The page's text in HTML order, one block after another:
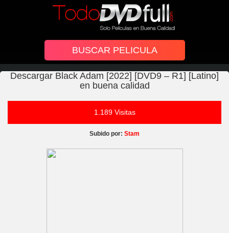
Descargar Black Adam [2022] [DVD9 – R1] [Latino]
en buena calidad
1.189 Visitas
Subido por: Stam